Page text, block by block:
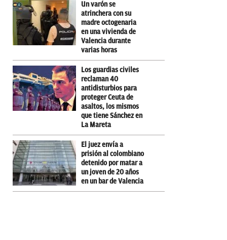
Un varón se
atrinchera con su
madre octogenaria
en una vivienda de
Valencia durante
varias horas
Los guardias civiles
reclaman 40
antidisturbios para
proteger Ceuta de
asaltos, los mismos
que tiene Sánchez en
La Mareta
El juez envía a
prisión al colombiano
detenido por matar a
un joven de 20 años
en un bar de Valencia